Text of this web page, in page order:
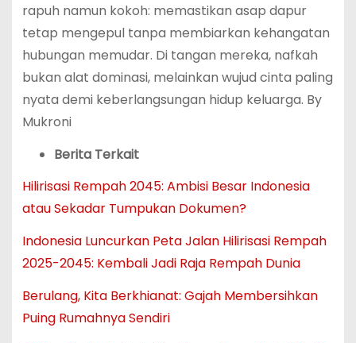
rapuh namun kokoh: memastikan asap dapur
tetap mengepul tanpa membiarkan kehangatan
hubungan memudar. Di tangan mereka, nafkah
bukan alat dominasi, melainkan wujud cinta paling
nyata demi keberlangsungan hidup keluarga. By
Mukroni
Berita Terkait
Hilirisasi Rempah 2045: Ambisi Besar Indonesia
atau Sekadar Tumpukan Dokumen?
Indonesia Luncurkan Peta Jalan Hilirisasi Rempah
2025-2045: Kembali Jadi Raja Rempah Dunia
Berulang, Kita Berkhianat: Gajah Membersihkan
Puing Rumahnya Sendiri